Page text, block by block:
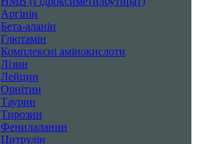
Аргінін
Бета-аланін
Глютамін
Комплексні амінокислоти
Лізин
Лейцин
Орнітин
Таурин
Тирозин
Фенилаланин
Цитрулін